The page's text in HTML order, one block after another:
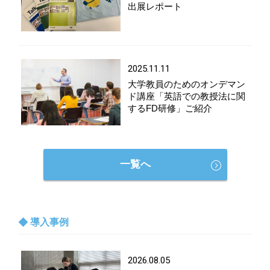
一覧へ
出展レポート
2025.11.11
大学教員のためのオンデマン
ド講座「英語での教授法に関
するFD研修」ご紹介
導入事例
2026.08.05